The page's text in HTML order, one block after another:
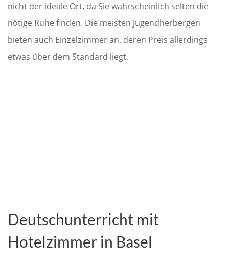
nicht der ideale Ort, da Sie wahrscheinlich selten die
nötige Ruhe finden. Die meisten Jugendherbergen
bieten auch Einzelzimmer an, deren Preis allerdings
etwas über dem Standard liegt.
Deutschunterricht mit
Hotelzimmer in Basel